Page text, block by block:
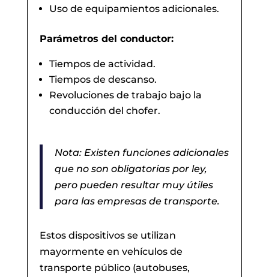
Uso de equipamientos adicionales.
Parámetros del conductor:
Tiempos de actividad.
Tiempos de descanso.
Revoluciones de trabajo bajo la
conducción del chofer.
Nota: Existen funciones adicionales
que no son obligatorias por ley,
pero pueden resultar muy útiles
para las empresas de transporte.
Estos dispositivos se utilizan
mayormente en vehículos de
transporte público (autobuses,